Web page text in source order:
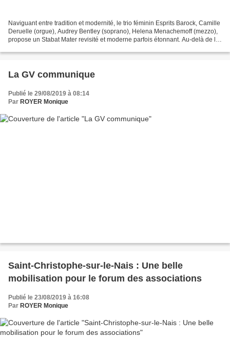
Naviguant entre tradition et modernité, le trio féminin Esprits Barock, Camille
Deruelle (orgue), Audrey Bentley (soprano), Helena Menachemoff (mezzo),
propose un Stabat Mater revisité et moderne parfois étonnant. Au-delà de la
La GV communique
Publié le 29/08/2019 à 08:14
Par ROYER Monique
Saint-Christophe-sur-le-Nais : Une belle
mobilisation pour le forum des associations
Publié le 23/08/2019 à 16:08
Par ROYER Monique